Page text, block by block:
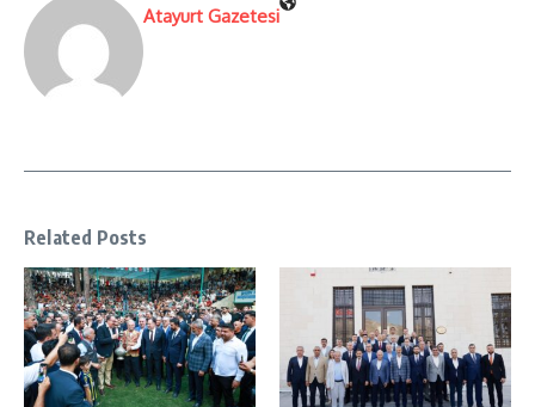
Atayurt Gazetesi
Related Posts